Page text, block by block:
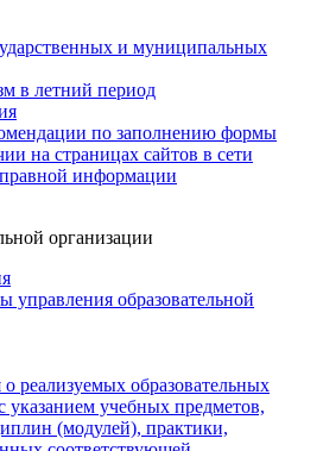
и муниципальных
в летний период
по заполнению формы
на страницах сайтов в сети
информации
организации
управления образовательной
реализуемых образовательных
указанием учебных предметов,
(модулей), практики,